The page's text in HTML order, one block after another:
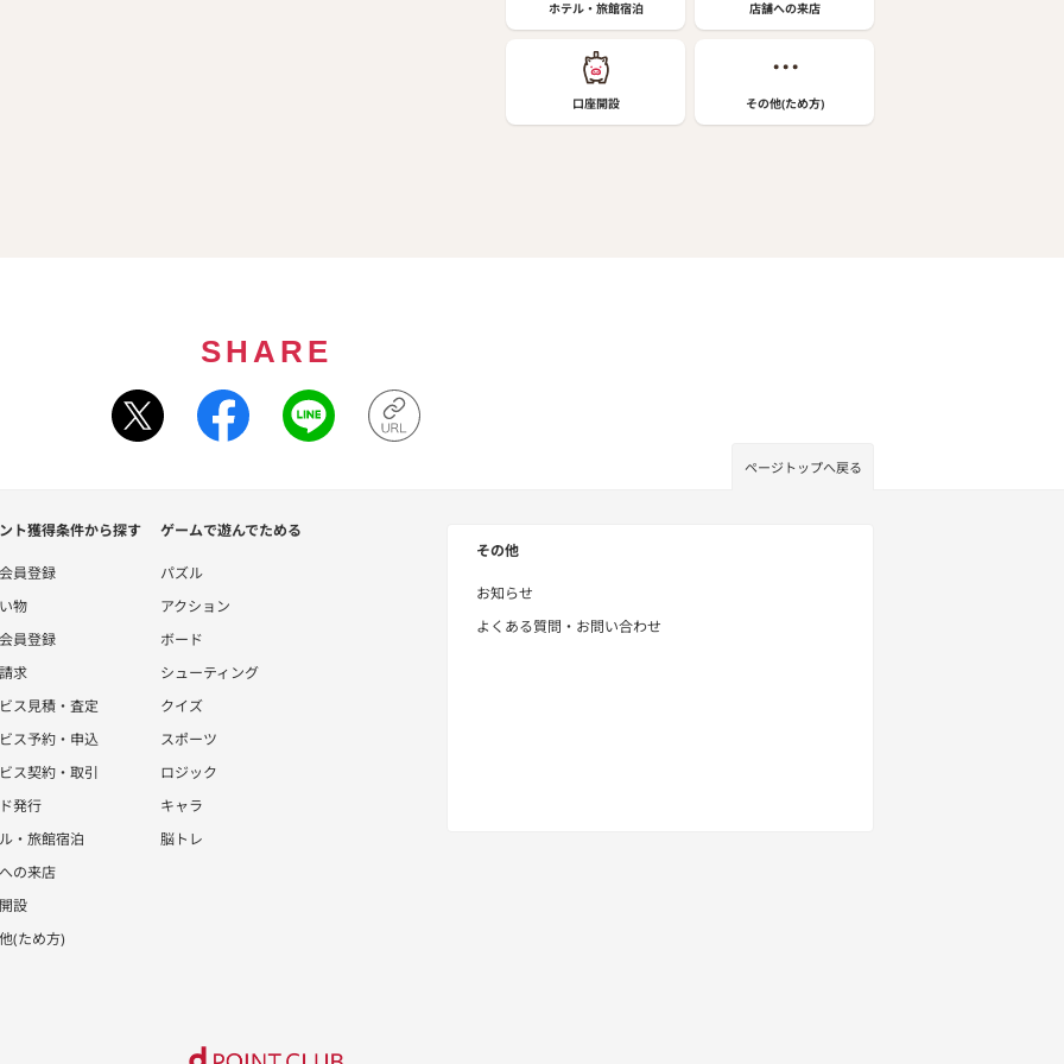
ホテル・旅館宿泊 店舗への来店
口座開設 その他(ため方)
SHARE
ページトップへ戻る
ト獲得条件から探す
員登録
物
員登録
求
ス見積・査定
ス予約・申込
ス契約・取引
発行
・旅館宿泊
の来店
設
(ため方)
ゲームで遊んでためる
パズル
アクション
ボード
シューティング
クイズ
スポーツ
ロジック
キャラ
脳トレ
その他
お知らせ
よくある質問・お問い合わせ